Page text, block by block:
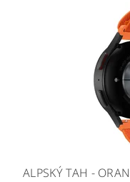
ALPSKÝ TAH -